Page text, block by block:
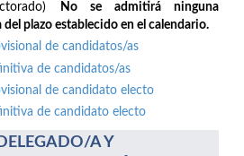
No se admitirá ninguna
plazo establecido en el calendario.
de candidatos/as
de candidatos/as
de candidato electo
de candidato electo
A Y